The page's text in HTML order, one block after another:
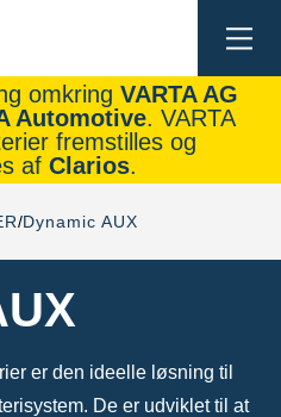
omkring VARTA AG
Automotive. VARTA
fremstilles og
af Clarios.
Dynamic AUX
er den ideelle løsning til
De er udviklet til at